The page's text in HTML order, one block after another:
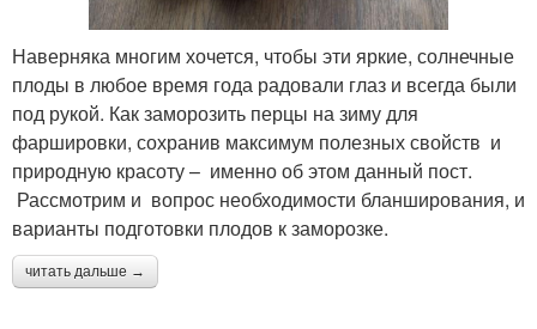
Наверняка многим хочется, чтобы эти яркие, солнечные
плоды в любое время года радовали глаз и всегда были
под рукой. Как заморозить перцы на зиму для
фаршировки, сохранив максимум полезных свойств и
природную красоту – именно об этом данный пост.
Рассмотрим и вопрос необходимости бланширования, и
варианты подготовки плодов к заморозке.
читать дальше →